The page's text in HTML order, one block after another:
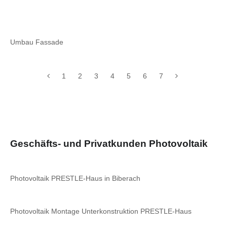
Umbau Fassade
1 2 3 4 5 6 7
Geschäfts- und Privatkunden Photovoltaik
Photovoltaik PRESTLE-Haus in Biberach
Photovoltaik Montage Unterkonstruktion PRESTLE-Haus